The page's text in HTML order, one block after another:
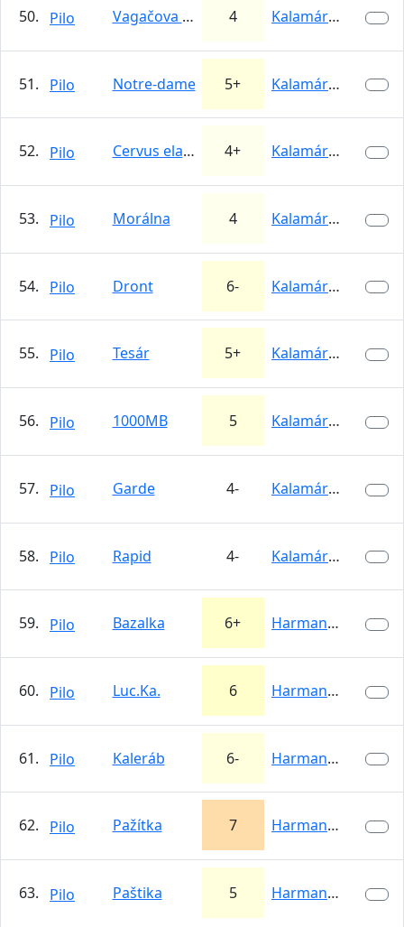
50. Pilo Vagačova pochúťka 4 Kalamárka
51. Pilo Notre-dame 5+ Kalamárka
52. Pilo Cervus elaphus 4+ Kalamárka
53. Pilo Morálna 4 Kalamárka
54. Pilo Dront 6- Kalamárka
55. Pilo Tesár 5+ Kalamárka
56. Pilo 1000MB 5 Kalamárka
57. Pilo Garde 4- Kalamárka
58. Pilo Rapid 4- Kalamárka
59. Pilo Bazalka 6+ Harmanecká…
60. Pilo Luc.Ka. 6 Harmanecká…
61. Pilo Kaleráb 6- Harmanecká…
62. Pilo Pažítka 7 Harmanecká…
63. Pilo Paštika 5 Harmanecká…